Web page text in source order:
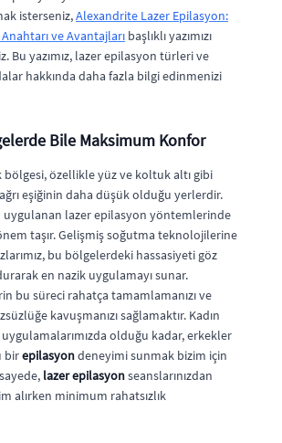
isterseniz,Alexandrite Lazer Epilasyon:
ve Avantajları başlıklı yazımızı
Bu yazımız, lazer epilasyon türleri ve
hakkında daha fazla bilgi edinmenizi
Bile Maksimum Konfor
özellikle yüz ve koltuk altı gibi
eşiğinin daha düşük olduğu yerlerdir.
uygulanan lazer epilasyon yöntemlerinde
taşır. Gelişmiş soğutma teknolojilerine
bu bölgelerdeki hassasiyeti göz
en nazik uygulamayı sunar.
bu süreci rahatça tamamlamanızı ve
kavuşmanızı sağlamaktır. Kadın
olduğu kadar, erkekler
birepilasyondeneyimi sunmak bizim için
lazer epilasyonseanslarınızdan
alırken minimum rahatsızlık